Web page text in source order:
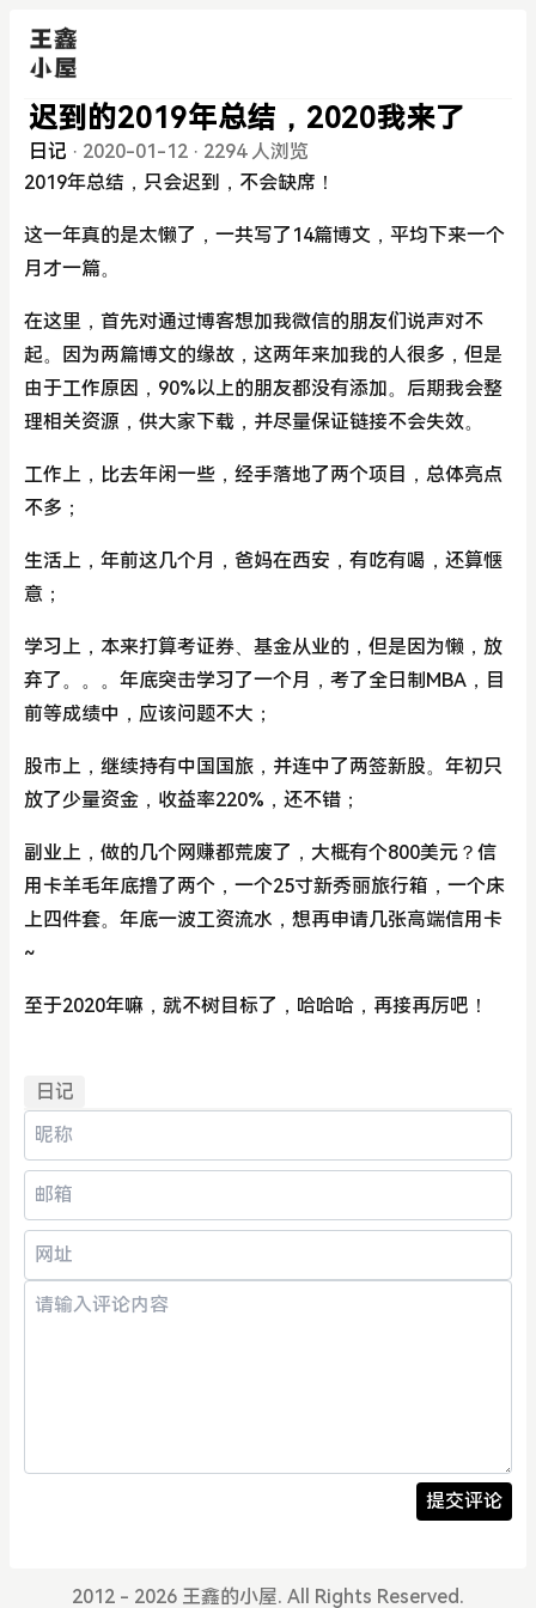
迟到的2019年总结，2020我来了
日记 · 2020-01-12 · 2294 人浏览
2019年总结，只会迟到，不会缺席！
这一年真的是太懒了，一共写了14篇博文，平均下来一个
月才一篇。
在这里，首先对通过博客想加我微信的朋友们说声对不
起。因为两篇博文的缘故，这两年来加我的人很多，但是
由于工作原因，90%以上的朋友都没有添加。后期我会整
理相关资源，供大家下载，并尽量保证链接不会失效。
工作上，比去年闲一些，经手落地了两个项目，总体亮点
不多；
生活上，年前这几个月，爸妈在西安，有吃有喝，还算惬
意；
学习上，本来打算考证券、基金从业的，但是因为懒，放
弃了。。。年底突击学习了一个月，考了全日制MBA，目
前等成绩中，应该问题不大；
股市上，继续持有中国国旅，并连中了两签新股。年初只
放了少量资金，收益率220%，还不错；
副业上，做的几个网赚都荒废了，大概有个800美元？信
用卡羊毛年底撸了两个，一个25寸新秀丽旅行箱，一个床
上四件套。年底一波工资流水，想再申请几张高端信用卡
~
至于2020年嘛，就不树目标了，哈哈哈，再接再厉吧！
日记
提交评论
2012 - 2026 王鑫的小屋. All Rights Reserved.